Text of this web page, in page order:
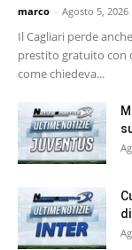
marco - Agosto 5, 2026
Il Cagliari perde
prestito gratuito con
come chiedeva...